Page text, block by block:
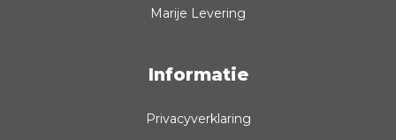
Marije Levering
Informatie
Privacyverklaring